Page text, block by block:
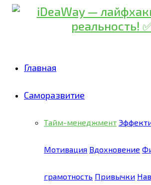
Главная
Саморазвитие
Тайм-менеджмент
Мотивация Вдохновение
грамотность Привычки